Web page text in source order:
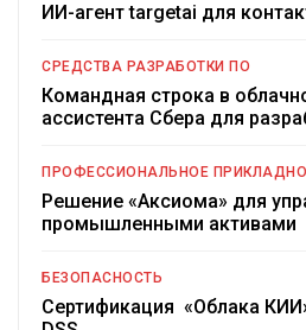
ИИ-агент targetai для
СРЕДСТВА РАЗРАБОТКИ ПО
Командная строка в
ассистента Сбера для
ПРОФЕССИОНАЛЬНОЕ
Решение «Аксиома» для
промышленными активами
БЕЗОПАСНОСТЬ
Сертификация «Облака